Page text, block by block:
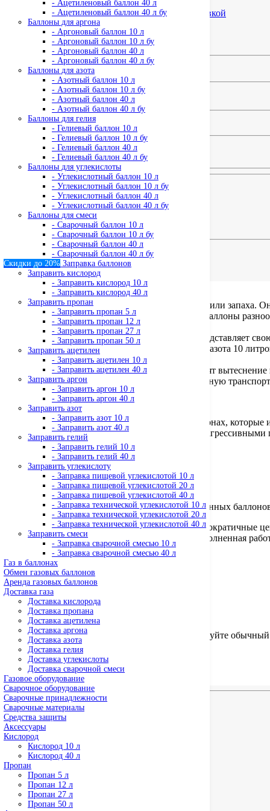
- Ацетиленовый баллон 40 л
- Ацетиленовый баллон 40 л бу
Баллоны для аргона
- Аргоновый баллон 10 л
- Аргоновый баллон 10 л бу
- Аргоновый баллон 40 л
- Аргоновый баллон 40 л бу
Баллоны для азота
- Азотный баллон 10 л
- Азотный баллон 10 л бу
- Азотный баллон 40 л
- Азотный баллон 40 л бу
Баллоны для гелия
- Гелиевый баллон 10 л
- Гелиевый баллон 10 л бу
- Гелиевый баллон 40 л
- Гелиевый баллон 40 л бу
Баллоны для углекислоты
- Углекислотный баллон 10 л
- Углекислотный баллон 10 л бу
- Углекислотный баллон 40 л
- Углекислотный баллон 40 л бу
Баллоны для смеси
- Сварочный баллон 10 л
- Сварочный баллон 10 л бу
- Сварочный баллон 40 л
- Сварочный баллон 40 л бу
Скидки до 20% Заправка баллонов
Заправить кислород
- Заправить кислород 10 л
- Заправить кислород 40 л
Заправить пропан
- Заправить пропан 5 л
- Заправить пропан 12 л
- Заправить пропан 27 л
- Заправить пропан 50 л
Заправить ацетилен
- Заправить ацетилен 10 л
- Заправить ацетилен 40 л
Заправить аргон
- Заправить аргон 10 л
- Заправить аргон 40 л
Заправить азот
- Заправить азот 10 л
- Заправить азот 40 л
Заправить гелий
- Заправить гелий 10 л
- Заправить гелий 40 л
Заправить углекислоту
- Заправка пищевой углекислотой 10 л
- Заправка пищевой углекислотой 20 л
- Заправка пищевой углекислотой 40 л
- Заправка технической углекислотой 10 л
- Заправка технической углекислотой 20 л
- Заправка технической углекислотой 40 л
Заправить смеси
- Заправка сварочной смесью 10 л
- Заправка сварочной смесью 40 л
Газ в баллонах
Обмен газовых баллонов
Аренда газовых баллонов
Доставка газа
Доставка кислорода
Доставка пропана
Доставка ацетилена
Доставка аргона
Доставка азота
Доставка гелия
Доставка углекислоты
Доставка сварочной смеси
Газовое оборудование
Сварочное оборудование
Сварочные принадлежности
Сварочные материалы
Средства защиты
Аксессуары
Кислород
Кислород 10 л
Кислород 40 л
Пропан
Пропан 5 л
Пропан 12 л
Пропан 27 л
Пропан 50 л
Код товара:Азот газ (Заправка и обмен)
Доступность: На складе
800 руб
Кол-во Купить
0 отзывов
Быстрая доставка Москве и МО
Оплата любым способом
Всегда в наличии
Заправим баллон
Описание
Отзывы (0)
Азот — это свободный газ, не имеющий вкуса или запаха.
его хранения и транспортировки используют баллоны
Ни одно металлургическое предприятие не представляет
своевременно и качественно заправить баллон азота 10
В пищевой промышленности азотом производят
долгий срок хранения и выдерживают длительную
Где найти?
Азот 10 литров продаётся в специальных баллонах,
вентилем, который необходим для работы с
Наши преимущества:
оперативная заправка;
доступные цены;
качественное выполнение работы;
возможность приобретения уже заправленных
Где купить баллон с азотом 10л? Наиболее демократичные
порадует хороший сервис и своевременно выполненная
Написать отзыв
Ваше имя:
Ваш отзыв
Внимание:HTML не поддерживается! Используйте обычный
Рейтинг
Отправить свой отзыв
Похожие товары
Лидер продаж!
Азот 40 литров
1 200 руб
Лидер продаж!
Углекислота пищевая 10 литров